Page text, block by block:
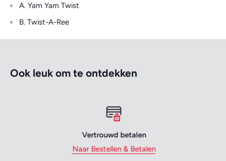
A. Yam Yam Twist
B. Twist-A-Ree
Ook leuk om te ontdekken
Vertrouwd betalen
Naar Bestellen & Betalen